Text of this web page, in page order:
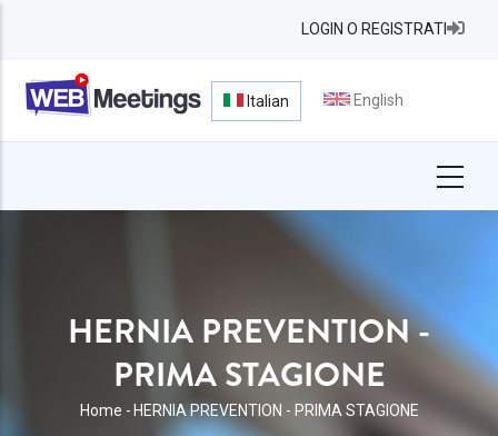
principale
LOGIN O REGISTRATI
Italian English
HERNIA PREVENTION -
PRIMA STAGIONE
BRICIOLE
Home - HERNIA PREVENTION - PRIMA STAGIONE